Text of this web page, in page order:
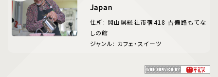
Japan
住所: 岡山県総社市宿418 吉備路もてな
しの館
ジャンル: カフェ・スイーツ